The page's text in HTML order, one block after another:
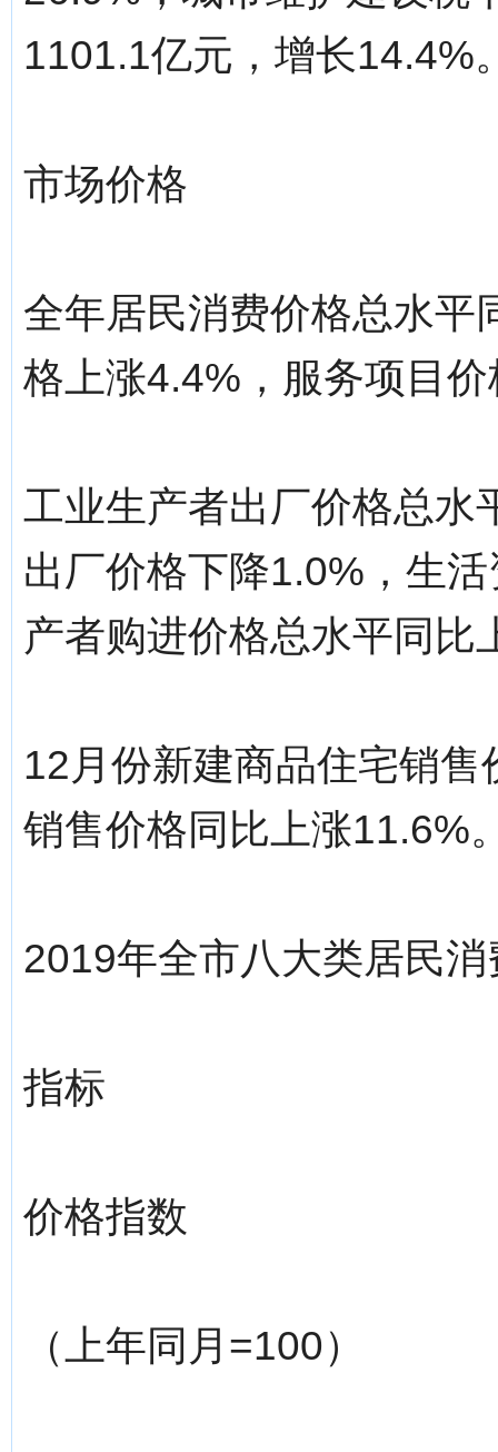
1101.1亿元，增长14.4%
市场价格
全年居民消费价格总水平
格上涨4.4%，服务项目
工业生产者出厂价格总水
出厂价格下降1.0%，生
产者购进价格总水平同比
12月份新建商品住宅销
销售价格同比上涨11.6%
2019年全市八大类居民
指标
价格指数
（上年同月=100）